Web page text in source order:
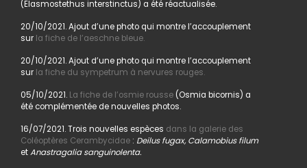
(Elasmostethus interstinctus) a été réactualisée.
20/10/2021. Ajout d’une photo qui montre l’accouplement
sur la fiche de l’aeschne bleue.
20/10/2021. Ajout d’une photo qui montre l’accouplement
sur la fiche du sympetrum à nervures rouges.
05/10/2021. La fiche de l’osmie rousse(Osmia bicornis) a
été complémentée de nouvelles photos.
16/07/2021. Trois nouvelles espèces dans la galerie des
Coléoptères Cerambycidae: Deilus fugax, Calamobius filum
etAnastragalia sanguinolenta.